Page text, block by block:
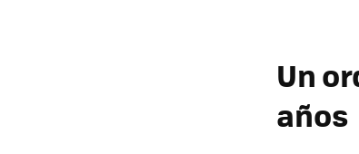
Un
años